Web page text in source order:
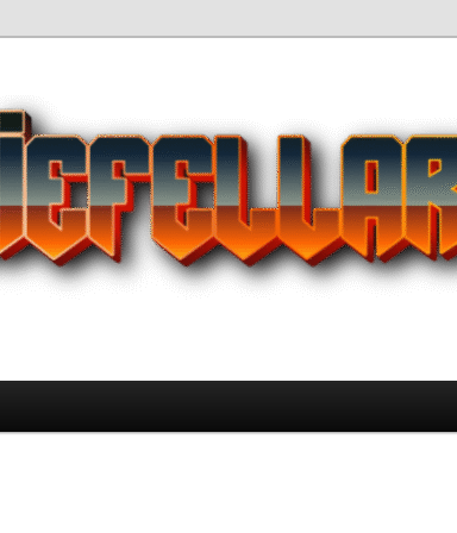
Terbaik Game Offline
Wajib Kamu Coba